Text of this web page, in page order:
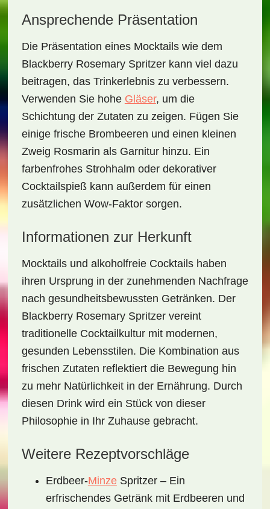
Ansprechende Präsentation
Die Präsentation eines Mocktails wie dem
Blackberry Rosemary Spritzerkann viel dazu
beitragen, das Trinkerlebnis zu verbessern.
Verwenden Sie hohe Gläser, um die
Schichtung der Zutaten zu zeigen. Fügen Sie
einige frische Brombeeren und einen kleinen
Zweig Rosmarin als Garnitur hinzu. Ein
farbenfrohes Strohhalm oder dekorativer
Cocktailspieß kann außerdem für einen
zusätzlichen Wow-Faktor sorgen.
Informationen zur Herkunft
Mocktails und alkoholfreie Cocktails haben
ihren Ursprung in der zunehmenden Nachfrage
nach gesundheitsbewussten Getränken. Der
Blackberry Rosemary Spritzervereint
traditionelle Cocktailkultur mit modernen,
gesunden Lebensstilen. Die Kombination aus
frischen Zutaten reflektiert die Bewegung hin
zu mehr Natürlichkeit in der Ernährung. Durch
diesen Drink wird ein Stück von dieser
Philosophie in Ihr Zuhause gebracht.
Weitere Rezeptvorschläge
Erdbeer-MinzeSpritzer – Ein
erfrischendes Getränk mit Erdbeeren und